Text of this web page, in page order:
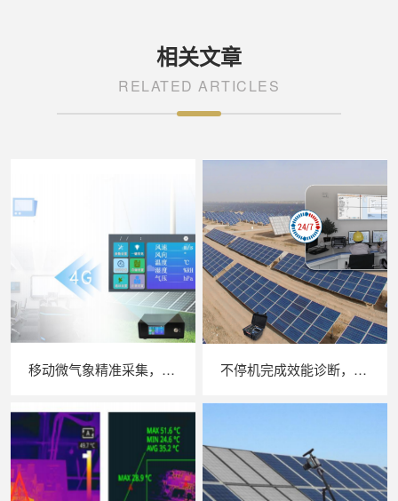
相关文章
RELATED ARTICLES
移动微气象精准采集，苏州 LAILX LXH506 便携式气象站补齐光伏检测环境数据短板 不停机完成效能诊断，苏州 LAILX LX‑PE93 逆变器综合测试仪筑牢光伏电站效能底座